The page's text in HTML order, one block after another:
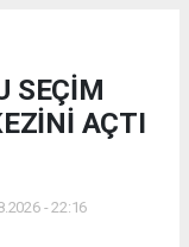
SEÇİM
AÇTI
- 22:16